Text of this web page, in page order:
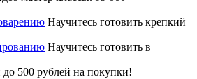
Научитесь готовить крепкий
Научитесь готовить в
500 рублей на покупки!